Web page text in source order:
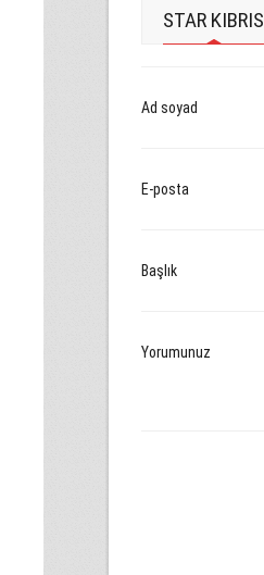
STAR KIBRIS
Ad soyad
E-posta
Başlık
Yorumunuz